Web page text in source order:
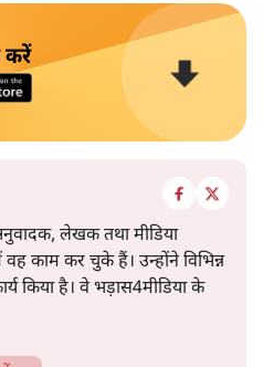
करें
लेखक तथा मीडिया
काम कर चुके हैं। उन्होंने विभिन्न
किया है। वे भड़ास4मीडिया के